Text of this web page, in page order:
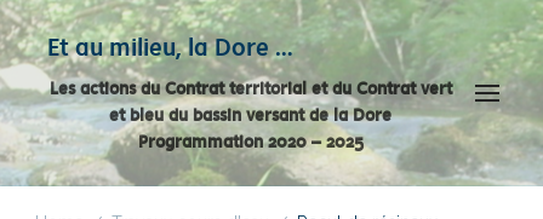
Et au milieu, la Dore …
Les actions du Contrat territorial et du Contrat vert
et bleu du bassin versant de la Dore
Programmation 2020 – 2025
Panneau de gestion des cookies